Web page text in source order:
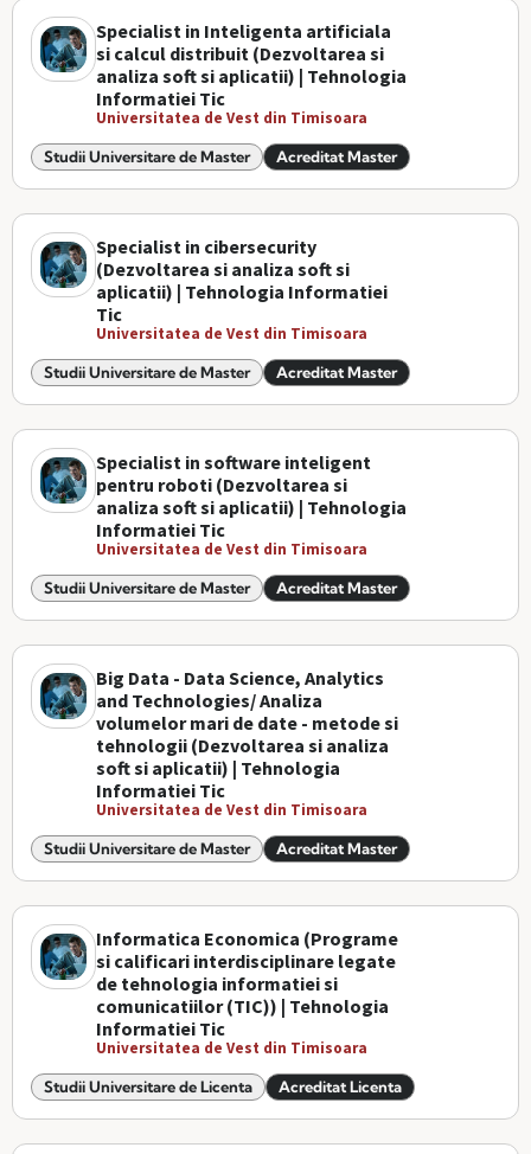
Specialist in Inteligenta artificiala
si calcul distribuit (Dezvoltarea si
analiza soft si aplicatii) | Tehnologia
Informatiei Tic
Universitatea de Vest din Timisoara
Studii Universitare de Master Acreditat Master
Specialist in cibersecurity
(Dezvoltarea si analiza soft si
aplicatii) | Tehnologia Informatiei
Tic
Universitatea de Vest din Timisoara
Studii Universitare de Master Acreditat Master
Specialist in software inteligent
pentru roboti (Dezvoltarea si
analiza soft si aplicatii) | Tehnologia
Informatiei Tic
Universitatea de Vest din Timisoara
Studii Universitare de Master Acreditat Master
Big Data - Data Science, Analytics
and Technologies/ Analiza
volumelor mari de date - metode si
tehnologii (Dezvoltarea si analiza
soft si aplicatii) | Tehnologia
Informatiei Tic
Universitatea de Vest din Timisoara
Studii Universitare de Master Acreditat Master
Informatica Economica (Programe
si calificari interdisciplinare legate
de tehnologia informatiei si
comunicatiilor (TIC)) | Tehnologia
Informatiei Tic
Universitatea de Vest din Timisoara
Studii Universitare de Licenta Acreditat Licenta